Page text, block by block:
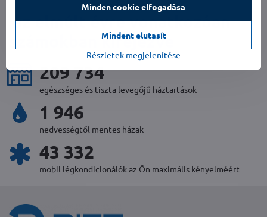
az elmúlt évre vonatkozóan
számokban kifejezve
227 458
egészséges és tiszta levegőjű háztartások
2 100
nedvességtől mentes házak
46 786
mobil légkondicionálók az Ön maximális kényelméért
Részletek megjelenítése
Minden cookie elfogadása
Mindent elutasít